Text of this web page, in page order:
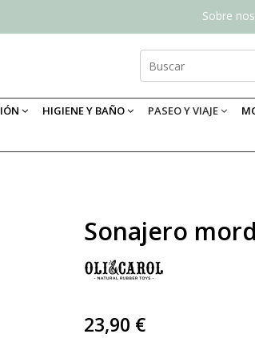
Sobre
HIGIENE Y BAÑO PASEO Y VIAJE
Sonajero
23,90 €